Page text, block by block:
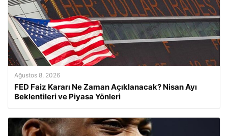
Ağustos 8, 2026
FED Faiz Kararı Ne Zaman Açıklanacak? Nisan Ayı
Beklentileri ve Piyasa Yönleri